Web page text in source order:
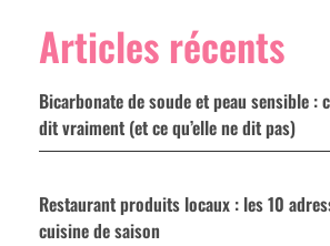
Articles récents
Bicarbonate de soude et peau sensible :
dit vraiment (et ce qu’elle ne dit pas)
Restaurant produits locaux : les 10
cuisine de saison